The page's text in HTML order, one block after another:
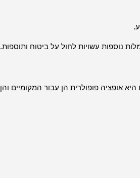
אופציה פופולרית הן עבור המקומיים והן